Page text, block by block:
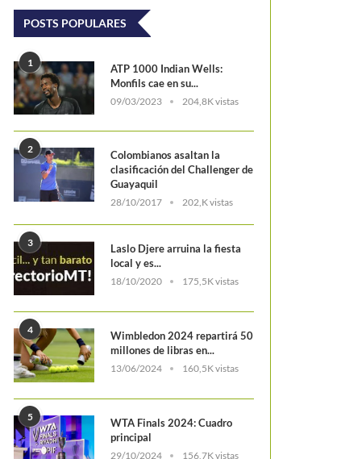
Roland Garros se jugará
POSTS POPULARES
1
ATP 1000 Indian Wells:
Monfils cae en su...
09/03/2023 204,8K vistas
2
Colombianos asaltan la
clasificación del Challenger de
Guayaquil
28/10/2017 202,K vistas
3
Laslo Djere arruina la fiesta
local y es...
18/10/2020 175,5K vistas
4
Wimbledon 2024 repartirá 50
millones de libras en...
13/06/2024 160,5K vistas
5
WTA Finals 2024: Cuadro
principal
29/10/2024 156,7K vistas